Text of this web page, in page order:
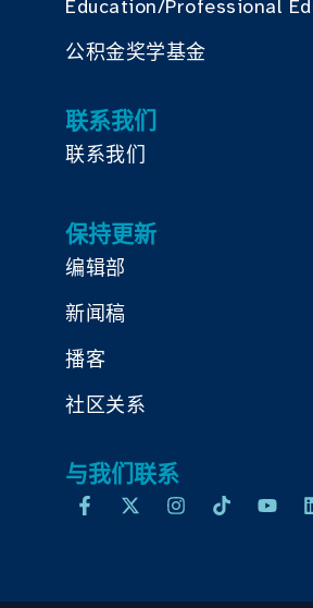
Education/Professional
公积金奖学基金
联系我们
联系我们
保持更新
编辑部
新闻稿
播客
社区关系
与我们联系